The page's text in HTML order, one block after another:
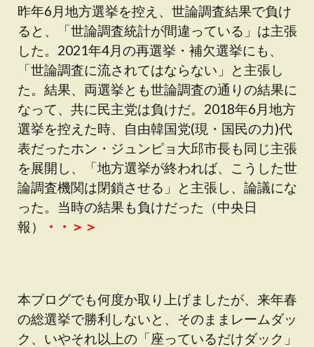
昨年6月地方選挙を控え、世論調査結果で負け
ると、「世論調査統計が間違っている」は主張
した。2021年4月の再選挙・補欠選挙にも、
「世論調査に流されてはならない」と主張し
た。結果、両選挙とも世論調査の通りの結果に
なって、共に民主党は負けだ。2018年6月地方
選挙を控えた時、自由韓国党(現・国民の力)代
表だったホン・ジュンピョ大邱市長も同じ主張
を展開し、「地方選挙が終われば、こうした世
論調査機関は閉鎖させる」と主張し、論議にな
った。当時の結果も負けだった（中央日
報）
・・＞＞
本ブログでも何度か取り上げましたが、来年春
の総選挙で勝利しないと、そのままレームダッ
ク、いやそれ以上の「座っているだけダック」